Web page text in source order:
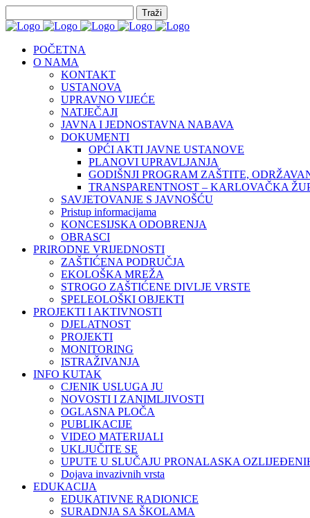
POČETNA
O NAMA
KONTAKT
USTANOVA
UPRAVNO VIJEĆE
NATJEČAJI
JAVNA I JEDNOSTAVNA NABAVA
DOKUMENTI
OPĆI AKTI JAVNE USTANOVE
PLANOVI UPRAVLJANJA
GODIŠNJI PROGRAM ZAŠTITE,
TRANSPARENTNOST – KARLOVAČKA
SAVJETOVANJE S JAVNOŠĆU
Pristup informacijama
KONCESIJSKA ODOBRENJA
OBRASCI
PRIRODNE VRIJEDNOSTI
ZAŠTIĆENA PODRUČJA
EKOLOŠKA MREŽA
STROGO ZAŠTIĆENE DIVLJE VRSTE
SPELEOLOŠKI OBJEKTI
PROJEKTI I AKTIVNOSTI
DJELATNOST
PROJEKTI
MONITORING
ISTRAŽIVANJA
INFO KUTAK
CJENIK USLUGA JU
NOVOSTI I ZANIMLJIVOSTI
OGLASNA PLOČA
PUBLIKACIJE
VIDEO MATERIJALI
UKLJUČITE SE
UPUTE U SLUČAJU PRONALASKA
Dojava invazivnih vrsta
EDUKACIJA
EDUKATIVNE RADIONICE
SURADNJA SA ŠKOLAMA